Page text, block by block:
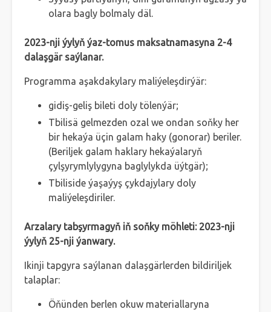
olara bagly bolmaly däl.
2023-nji ýylyň ýaz-tomus maksatnamasyna 2-4
dalaşgär saýlanar.
Programma aşakdakylary maliýeleşdirýär:
gidiş-geliş bileti doly tölenýär;
Tbilisä gelmezden ozal we ondan soňky her
bir hekaýa üçin galam haky (gonorar) beriler.
(Beriljek galam haklary hekaýalaryň
çylşyrymlylygyna baglylykda üýtgär);
Tbiliside ýaşaýyş çykdajylary doly
maliýeleşdiriler.
Arzalary tabşyrmagyň iň soňky möhleti: 2023-nji
ýylyň 25-nji ýanwary.
Ikinji tapgyra saýlanan dalaşgärlerden bildiriljek
talaplar:
Öňünden berlen okuw materiallaryna